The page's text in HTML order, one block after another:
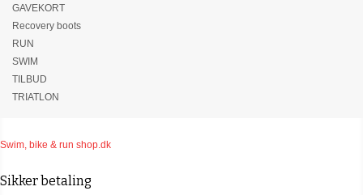
GAVEKORT
Recovery boots
RUN
SWIM
TILBUD
TRIATLON
Swim, bike & run shop.dk
Sikker betaling